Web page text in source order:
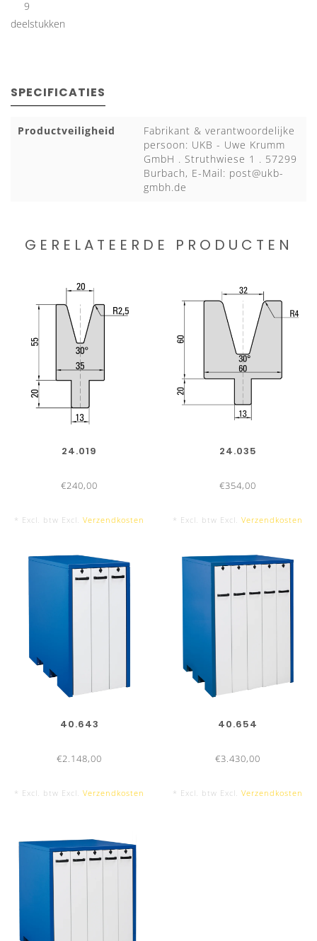
9
deelstukken
SPECIFICATIES
Productveiligheid
Fabrikant & verantwoordelijke
persoon: UKB - Uwe Krumm
GmbH . Struthwiese 1 . 57299
Burbach, E-Mail: post@ukb-
gmbh.de
GERELATEERDE PRODUCTEN
24.019
€240,00
* Excl. btw Excl. Verzendkosten
24.035
€354,00
* Excl. btw Excl. Verzendkosten
40.643
€2.148,00
* Excl. btw Excl. Verzendkosten
40.654
€3.430,00
* Excl. btw Excl. Verzendkosten